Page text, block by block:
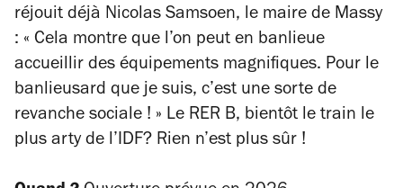
réjouit déjà Nicolas Samsoen, le maire de Massy
: « Cela montre que l’on peut en banlieue
accueillir des équipements magnifiques. Pour le
banlieusard que je suis, c’est une sorte de
revanche sociale ! » Le RER B, bientôt le train le
plus arty de l’IDF? Rien n’est plus sûr !